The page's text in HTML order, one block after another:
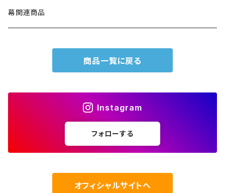
幕関連商品
商品一覧に戻る
Instagram
フォローする
オフィシャルサイトへ